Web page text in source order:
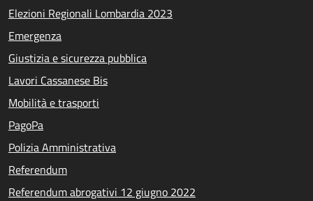
Elezioni Regionali Lombardia 2023
Emergenza
Giustizia e sicurezza pubblica
Lavori Cassanese Bis
Mobilità e trasporti
PagoPa
Polizia Amministrativa
Referendum
Referendum abrogativi 12 giugno 2022